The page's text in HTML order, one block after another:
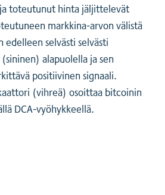
toteutunut hinta jäljittelevät
markkina-arvon välistä
edelleen selvästi selvästi
alapuolella ja sen
positiivinen signaali.
(vihreä) osoittaa bitcoinin
DCA-vyöhykkeellä.